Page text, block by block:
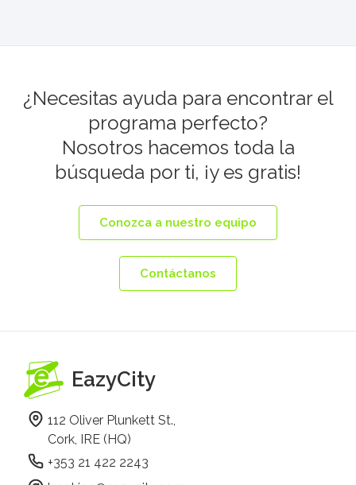
¿Necesitas ayuda para encontrar el
programa perfecto?
Nosotros hacemos toda la
búsqueda por ti, ¡y es gratis!
Conozca a nuestro equipo
Contáctanos
EazyCity
112 Oliver Plunkett St.,
Cork, IRE (HQ)
+353 21 422 2243